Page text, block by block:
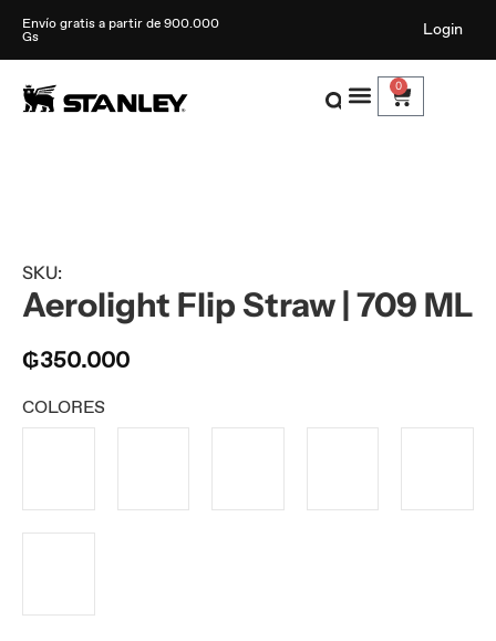
Envío gratis a partir de 900.000
Gs
Login
0
SKU:
Aerolight Flip Straw | 709 ML
₲350.000
COLORES